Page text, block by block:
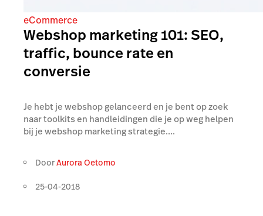
eCommerce
Webshop marketing 101: SEO,
traffic, bounce rate en
conversie
Je hebt je webshop gelanceerd en je bent op zoek
naar toolkits en handleidingen die je op weg helpen
bij je webshop marketing strategie....
DoorAurora Oetomo
25-04-2018